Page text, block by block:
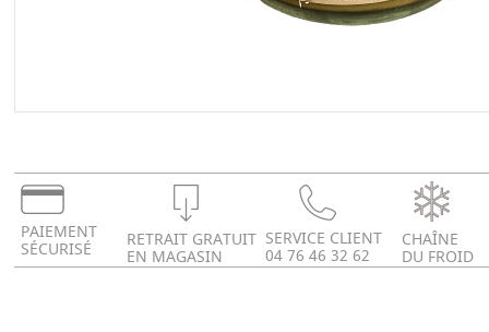
PAIEMENT
SÉCURISÉ RETRAIT GRATUIT
EN MAGASIN
SERVICE CLIENT
04 76 46 32 62
CHAÎNE
DU FROID